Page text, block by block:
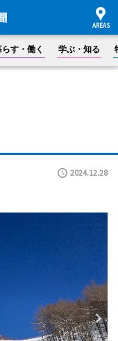
らす・働く 学ぶ・知る
2024.12.28